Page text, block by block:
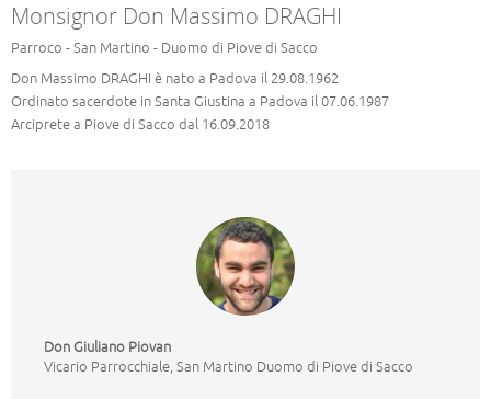
Monsignor Don Massimo DRAGHI
Parroco - San Martino - Duomo di Piove di Sacco
Don Massimo DRAGHI è nato a Padova il 29.08.1962
Ordinato sacerdote in Santa Giustina a Padova il 07.06.1987
Arciprete a Piove di Sacco dal 16.09.2018
Don Giuliano Piovan
Vicario Parrocchiale, San Martino Duomo di Piove di Sacco